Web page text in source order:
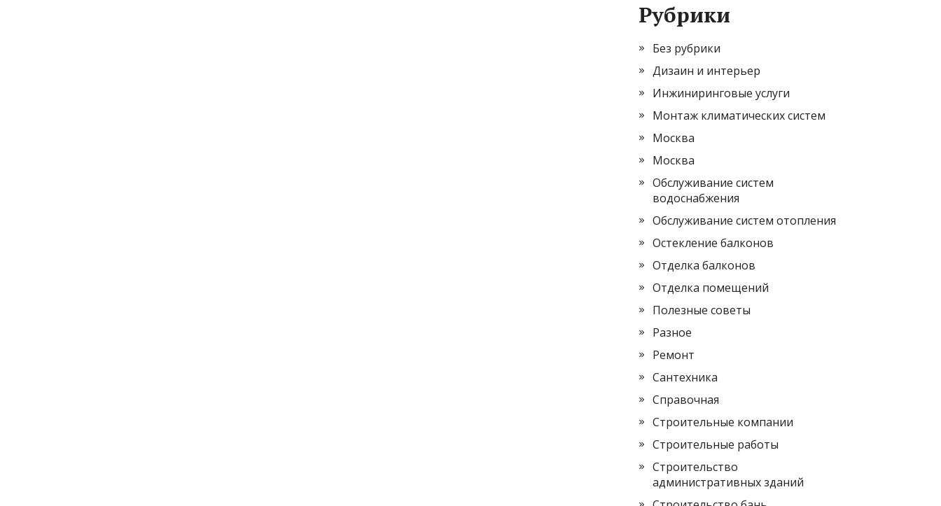
Рубрики
Без рубрики
Дизаин и интерьер
Инжиниринговые услуги
Монтаж климатических систем
Москва
Москва
Обслуживание систем
водоснабжения
Обслуживание систем отопления
Остекление балконов
Отделка балконов
Отделка помещений
Полезные советы
Разное
Ремонт
Сантехника
Справочная
Строительные компании
Строительные работы
Строительство
административных зданий